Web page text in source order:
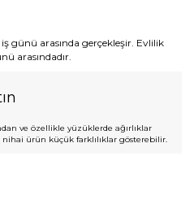
günü arasında gerçekleşir. Evlilik
arasındadır.
ve özellikle yüzüklerde ağırlıklar
ürün küçük farklılıklar gösterebilir.